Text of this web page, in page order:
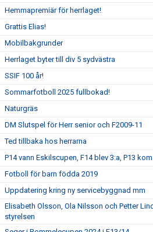
Hemmapremiär för herrlaget!
Grattis Elias!
Mobilbakgrunder
Herrlaget byter till div 5 sydvästra
SSIF 100 år!
Sommarfotboll 2025 fullbokad!
Naturgräs
DM Slutspel för Herr senior och F2009-11
Ted tillbaka hos herrarna
P14 vann Eskilscupen, F14 blev 3:a, P13
Fotboll för barn födda 2019
Uppdatering kring ny servicebyggnad mm
Elisabeth Olsson, Ola Nilsson och Petter
styrelsen